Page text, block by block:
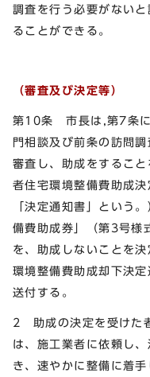
調査を行う必要がない
ることができる。
（審査及び決定等）
第10条 市長は,第7条に
門相談及び前条の訪問
審査し、助成をするこ
者住宅環境整備費助成
「決定通知書」という
備費助成券」（第3号様
を、助成しないことを
環境整備費助成却下決
送付する。
2 助成の決定を受けた
は、施工業者に依頼し
き、速やかに整備に着手